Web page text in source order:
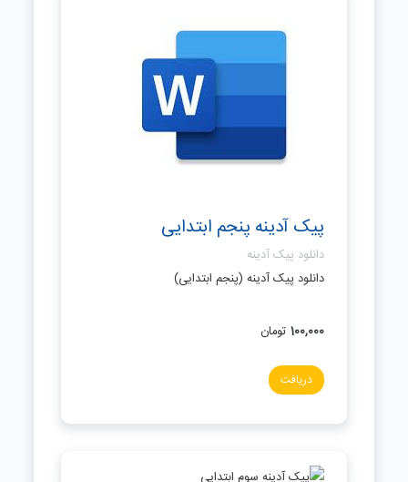
پیک آدینه پنجم ابتدایی
دانلود پیک آدینه
دانلود پیک آدینه (پنجم ابتدایی)
100,000 تومان
دریافت